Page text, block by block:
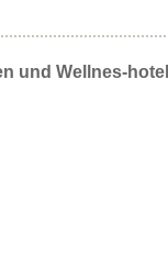
und Wellnes-